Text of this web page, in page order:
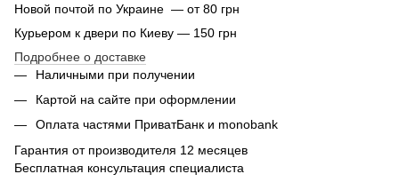
Новой почтой по Украине — от 80 грн
Курьером к двери по Киеву — 150 грн
Подробнее о доставке
Наличными при получении
Картой на сайте при оформлении
Оплата частями ПриватБанк и monobank
Гарантия от производителя 12 месяцев
Бесплатная консультация специалиста